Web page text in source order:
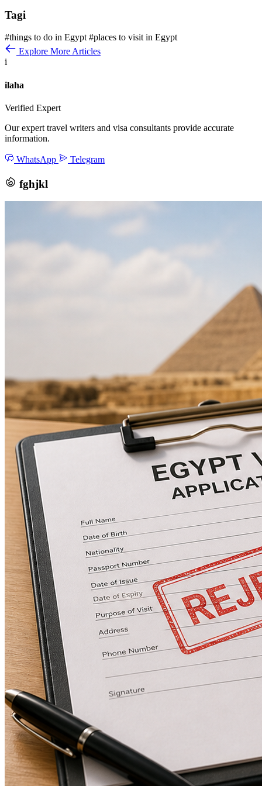
Tagi
#things to do in Egypt#places to visit in Egypt
Explore More Articles
i
ilaha
Verified Expert
Our expert travel writers and visa consultants provide accurate
information.
WhatsApp Telegram
fghjkl